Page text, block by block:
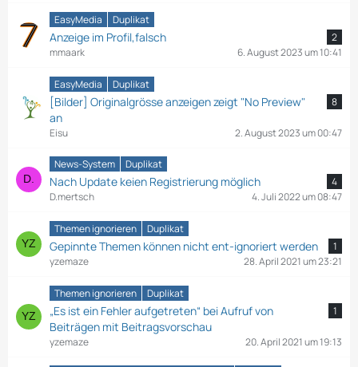
EasyMedia Duplikat
Anzeige im Profil,falsch
2
mmaark
6. August 2023 um 10:41
EasyMedia Duplikat
[Bilder] Originalgrösse anzeigen zeigt "No Preview"
an
8
Eisu 2. August 2023 um 00:47
News-System Duplikat
Nach Update keien Registrierung möglich
4
D.mertsch
4. Juli 2022 um 08:47
Themen ignorieren Duplikat
Gepinnte Themen können nicht ent-ignoriert werden
1
yzemaze
28. April 2021 um 23:21
Themen ignorieren Duplikat
„Es ist ein Fehler aufgetreten“ bei Aufruf von
Beiträgen mit Beitragsvorschau
1
yzemaze 20. April 2021 um 19:13